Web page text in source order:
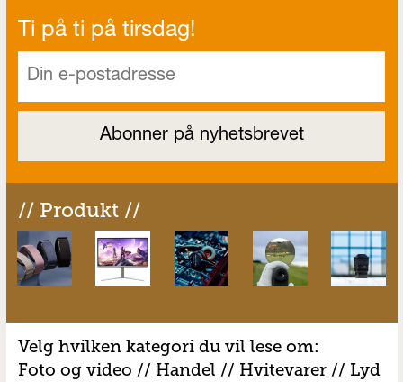
Ti på ti på tirsdag!
// Produkt //
Velg hvilken kategori du vil lese om:
Foto og video // Handel // Hvitevarer// Lyd